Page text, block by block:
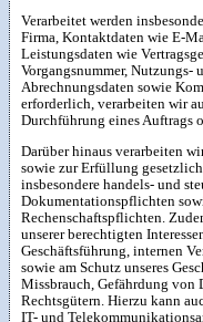
Verarbeitet werden
Firma, Kontaktdaten wie E-
Leistungsdaten wie
Vorgangsnummer, Nutzungs-
Abrechnungsdaten sowie
erforderlich, verarbeiten wir
Durchführung eines Auftrags
Darüber hinaus verarbeiten
sowie zur Erfüllung
insbesondere handels- und
Dokumentationspflichten
Rechenschaftspflichten.
unserer berechtigten
Geschäftsführung, internen
sowie am Schutz unseres
Missbrauch, Gefährdung von
Rechtsgütern. Hierzu kann
IT- und